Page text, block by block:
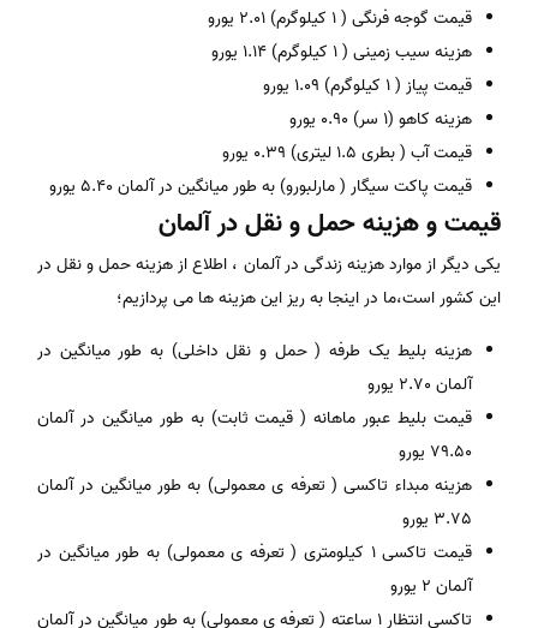
قیمت گوجه فرنگی ( 1 کیلوگرم) 2.01 یورو
هزینه سیب زمینی ( 1 کیلوگرم) 1.14 یورو
قیمت پیاز ( 1 کیلوگرم) 1.09 یورو
هزینه کاهو (1 سر) 0.90 یورو
قیمت آب ( بطری 1.5 لیتری) 0.39 یورو
قیمت پاکت سیگار ( مارلبورو) به طور میانگین در آلمان 5.40 یورو
قیمت و هزینه حمل و نقل در آلمان
یکی دیگر از موارد هزینه زندگی در آلمان ، اطلاع از هزینه حمل و نقل در
این کشور است،ما در اینجا به ریز این هزینه ها می پردازیم؛
هزینه بلیط یک طرفه ( حمل و نقل داخلی) به طور میانگین در
آلمان 2.70 یورو
قیمت بلیط عبور ماهانه ( قیمت ثابت) به طور میانگین در آلمان
79.50 یورو
هزینه مبداء تاکسی ( تعرفه ی معمولی) به طور میانگین در آلمان
3.75 یورو
قیمت تاکسی 1 کیلومتری ( تعرفه ی معمولی) به طور میانگین در
آلمان 2 یورو
تاکسی انتظار 1 ساعته ( تعرفه ی معمولی) به طور میانگین در آلمان